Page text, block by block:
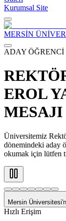
Kurumsal Site
MERSİN
ADAY ÖĞRENCİ
EROL
MESAJI
Üniversitemiz
dönemindeki aday
okumak için lütfen
Mersin
Hızlı Erişim